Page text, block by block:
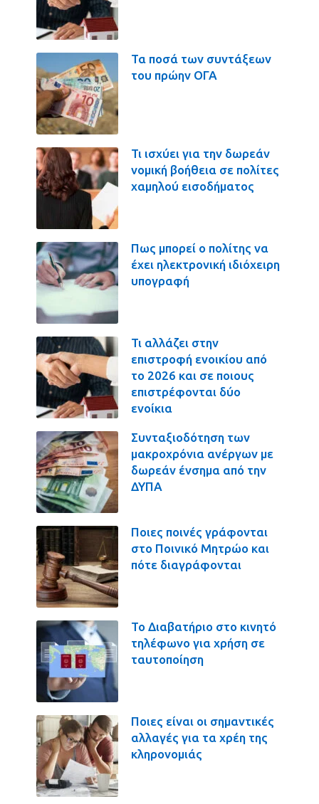
Τα ποσά των συντάξεων
του πρώην ΟΓΑ
Τι ισχύει για την δωρεάν
νομική βοήθεια σε πολίτες
χαμηλού εισοδήματος
Πως μπορεί ο πολίτης να
έχει ηλεκτρονική ιδιόχειρη
υπογραφή
Τι αλλάζει στην
επιστροφή ενοικίου από
το 2026 και σε ποιους
επιστρέφονται δύο
ενοίκια
Συνταξιοδότηση των
μακροχρόνια ανέργων με
δωρεάν ένσημα από την
ΔΥΠΑ
Ποιες ποινές γράφονται
στο Ποινικό Μητρώο και
πότε διαγράφονται
Το Διαβατήριο στο κινητό
τηλέφωνο για χρήση σε
ταυτοποίηση
Ποιες είναι οι σημαντικές
αλλαγές για τα χρέη της
κληρονομιάς